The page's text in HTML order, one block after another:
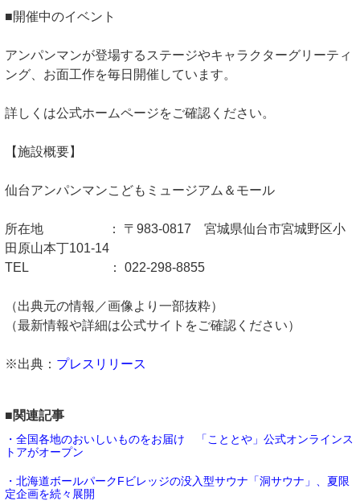
■開催中のイベント
アンパンマンが登場するステージやキャラクターグリーティ
ング、お面工作を毎日開催しています。
詳しくは公式ホームページをご確認ください。
【施設概要】
仙台アンパンマンこどもミュージアム＆モール
所在地 ： 〒983-0817 宮城県仙台市宮城野区小
田原山本丁101-14
TEL ： 022-298-8855
（出典元の情報／画像より一部抜粋）
（最新情報や詳細は公式サイトをご確認ください）
※出典： プレスリリース
■関連記事
・全国各地のおいしいものをお届け 「こととや」公式オンラインス
トアがオープン
・北海道ボールパークFビレッジの没入型サウナ「洞サウナ」、夏限
定企画を続々展開